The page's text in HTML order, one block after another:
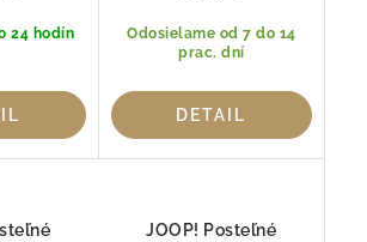
24 hodín
Odosielame od 7 do 14
prac. dní
DETAIL
JOOP! Posteľné